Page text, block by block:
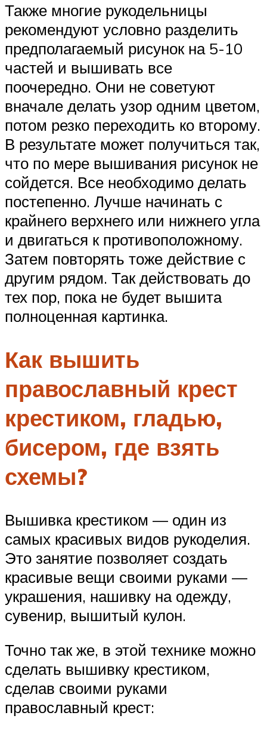
Также многие рукодельницы
рекомендуют условно разделить
предполагаемый рисунок на 5-10
частей и вышивать все
поочередно. Они не советуют
вначале делать узор одним цветом,
потом резко переходить ко второму.
В результате может получиться так,
что по мере вышивания рисунок не
сойдется. Все необходимо делать
постепенно. Лучше начинать с
крайнего верхнего или нижнего угла
и двигаться к противоположному.
Затем повторять тоже действие с
другим рядом. Так действовать до
тех пор, пока не будет вышита
полноценная картинка.
Как вышить
православный крест
крестиком, гладью,
бисером, где взять
схемы?
Вышивка крестиком — один из
самых красивых видов рукоделия.
Это занятие позволяет создать
красивые вещи своими руками —
украшения, нашивку на одежду,
сувенир, вышитый кулон.
Точно так же, в этой технике можно
сделать вышивку крестиком,
сделав своими руками
православный крест: